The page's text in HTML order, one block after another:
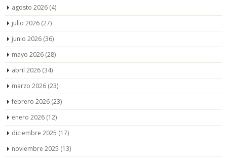
agosto 2026 (4)
julio 2026 (27)
junio 2026 (36)
mayo 2026 (28)
abril 2026 (34)
marzo 2026 (23)
febrero 2026 (23)
enero 2026 (12)
diciembre 2025 (17)
noviembre 2025 (13)